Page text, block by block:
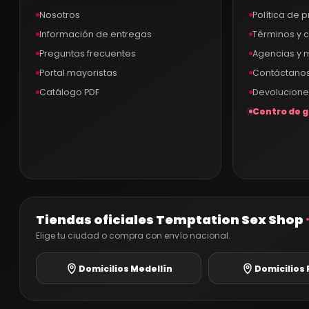
Nosotros
Información de entregas
Preguntas frecuentes
Portal mayoristas
Catálogo PDF
Política de
Términos y
Agencias y
Centro de
Tiendas oficiales Temptation Sex Shop ®
Elige tu ciudad o compra con envío nacional.
Domicilios Medellín Domicilios